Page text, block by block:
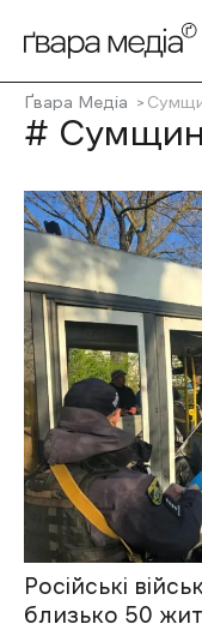
Ґвара Медіа
#
Російські
близько 50